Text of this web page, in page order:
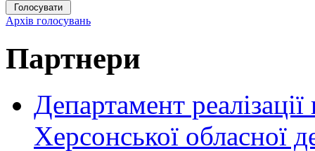
Архів голосувань
Партнери
Департамент
Херсонської обласної